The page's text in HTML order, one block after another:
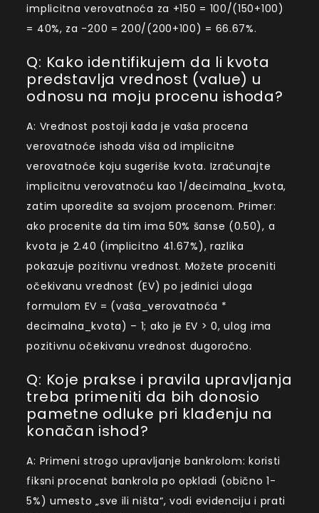
implicitna verovatnoća za +150 = 100/(150+100)
= 40%, za -200 = 200/(200+100) = 66.67%.
Q: Kako identifikujem da li kvota
predstavlja vrednost (value) u
odnosu na moju procenu ishoda?
A: Vrednost postoji kada je vaša procena
verovatnoće ishoda viša od implicitne
verovatnoće koju sugeriše kvota. Izračunajte
implicitnu verovatnoću kao 1/decimalna_kvota,
zatim uporedite sa svojom procenom. Primer:
ako procenite da tim ima 50% šanse (0.50), a
kvota je 2.40 (implicitno 41.67%), razlika
pokazuje pozitivnu vrednost. Možete proceniti
očekivanu vrednost (EV) po jedinici uloga
formulom EV = (vaša_verovatnoća *
decimalna_kvota) – 1; ako je EV > 0, ulog ima
pozitivnu očekivanu vrednost dugoročno.
Q: Koje prakse i pravila upravljanja
treba primeniti da bih donosio
pametne odluke pri klađenju na
konačan ishod?
A: Primeni strogo upravljanje bankrolom: koristi
fiksni procenat bankrola po opkladi (obično 1-
5%) umesto „sve ili ništa“, vodi evidenciju i prati